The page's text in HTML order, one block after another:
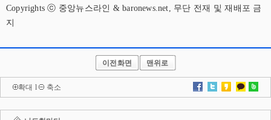
Copyrights ⓒ 중앙뉴스라인 & baronews.net, 무단 전재 및 재배포 금
지
이전화면 맨위로
확대 l 축소